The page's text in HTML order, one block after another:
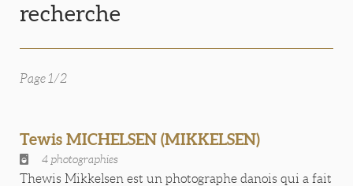
recherche
Page 1/2
Tewis MICHELSEN (MIKKELSEN)
4 photographies
Thewis Mikkelsen est un photographe danois qui a fait